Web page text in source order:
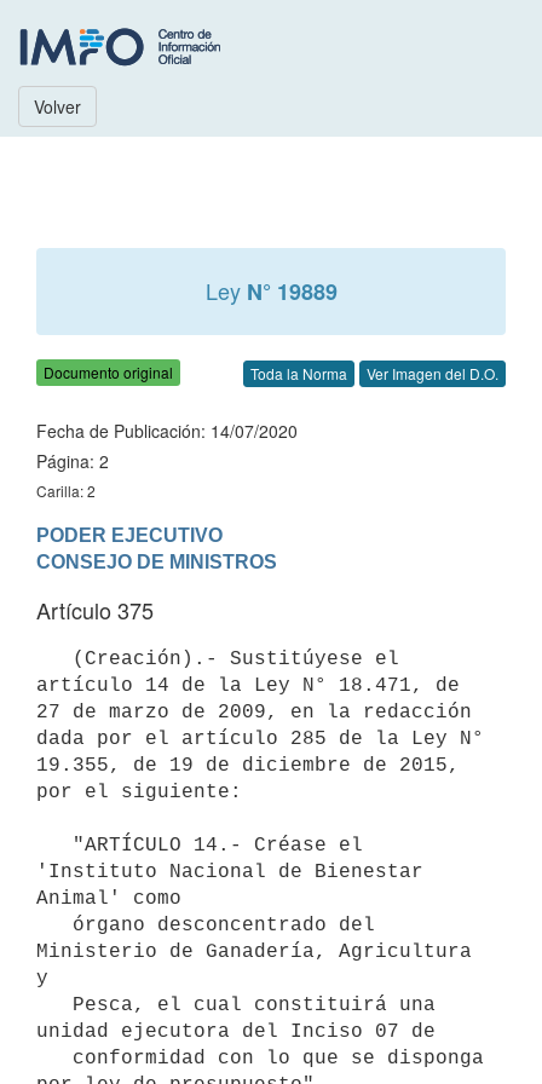
Volver
Ley N° 19889
Documento original Toda la Norma Ver Imagen del D.O.
Fecha de Publicación: 14/07/2020
Página: 2
Carilla: 2
PODER EJECUTIVO
Artículo 375
artículo 14 de la Ley N° 18.471, de
27 de marzo de 2009, en la redacción
dada por el artículo 285 de la Ley N°
19.355, de 19 de diciembre de 2015,
por el siguiente:
'Instituto Nacional de Bienestar
Animal' como
Ministerio de Ganadería, Agricultura
y
unidad ejecutora del Inciso 07 de